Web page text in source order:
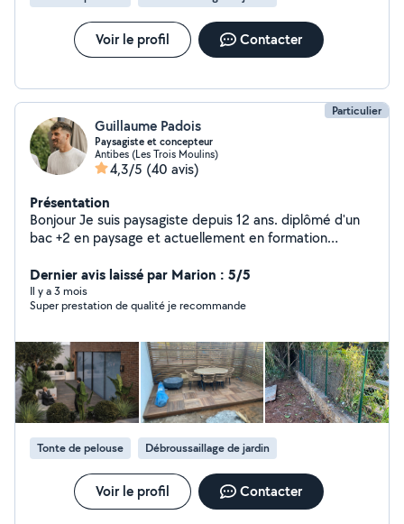
Voir le profil Contacter
Particulier
Guillaume Padois
Paysagiste et concepteur
Antibes (Les Trois Moulins)
4,3/5 (40 avis)
Présentation
Bonjour Je suis paysagiste depuis 12 ans. diplômé d'un
bac +2 en paysage et actuellement en formation
complet et manuel que ce soit en conception, création,
entretien ou encore montage de meuble en kit. je suis
sérieux, professionnel, ponctuel, soigneux, travail de
Dernier avis laissé par Marion : 5/5
Il y a 3 mois
Super prestation de qualité je recommande
Tonte de pelouse Débroussaillage de jardin
Voir le profil Contacter